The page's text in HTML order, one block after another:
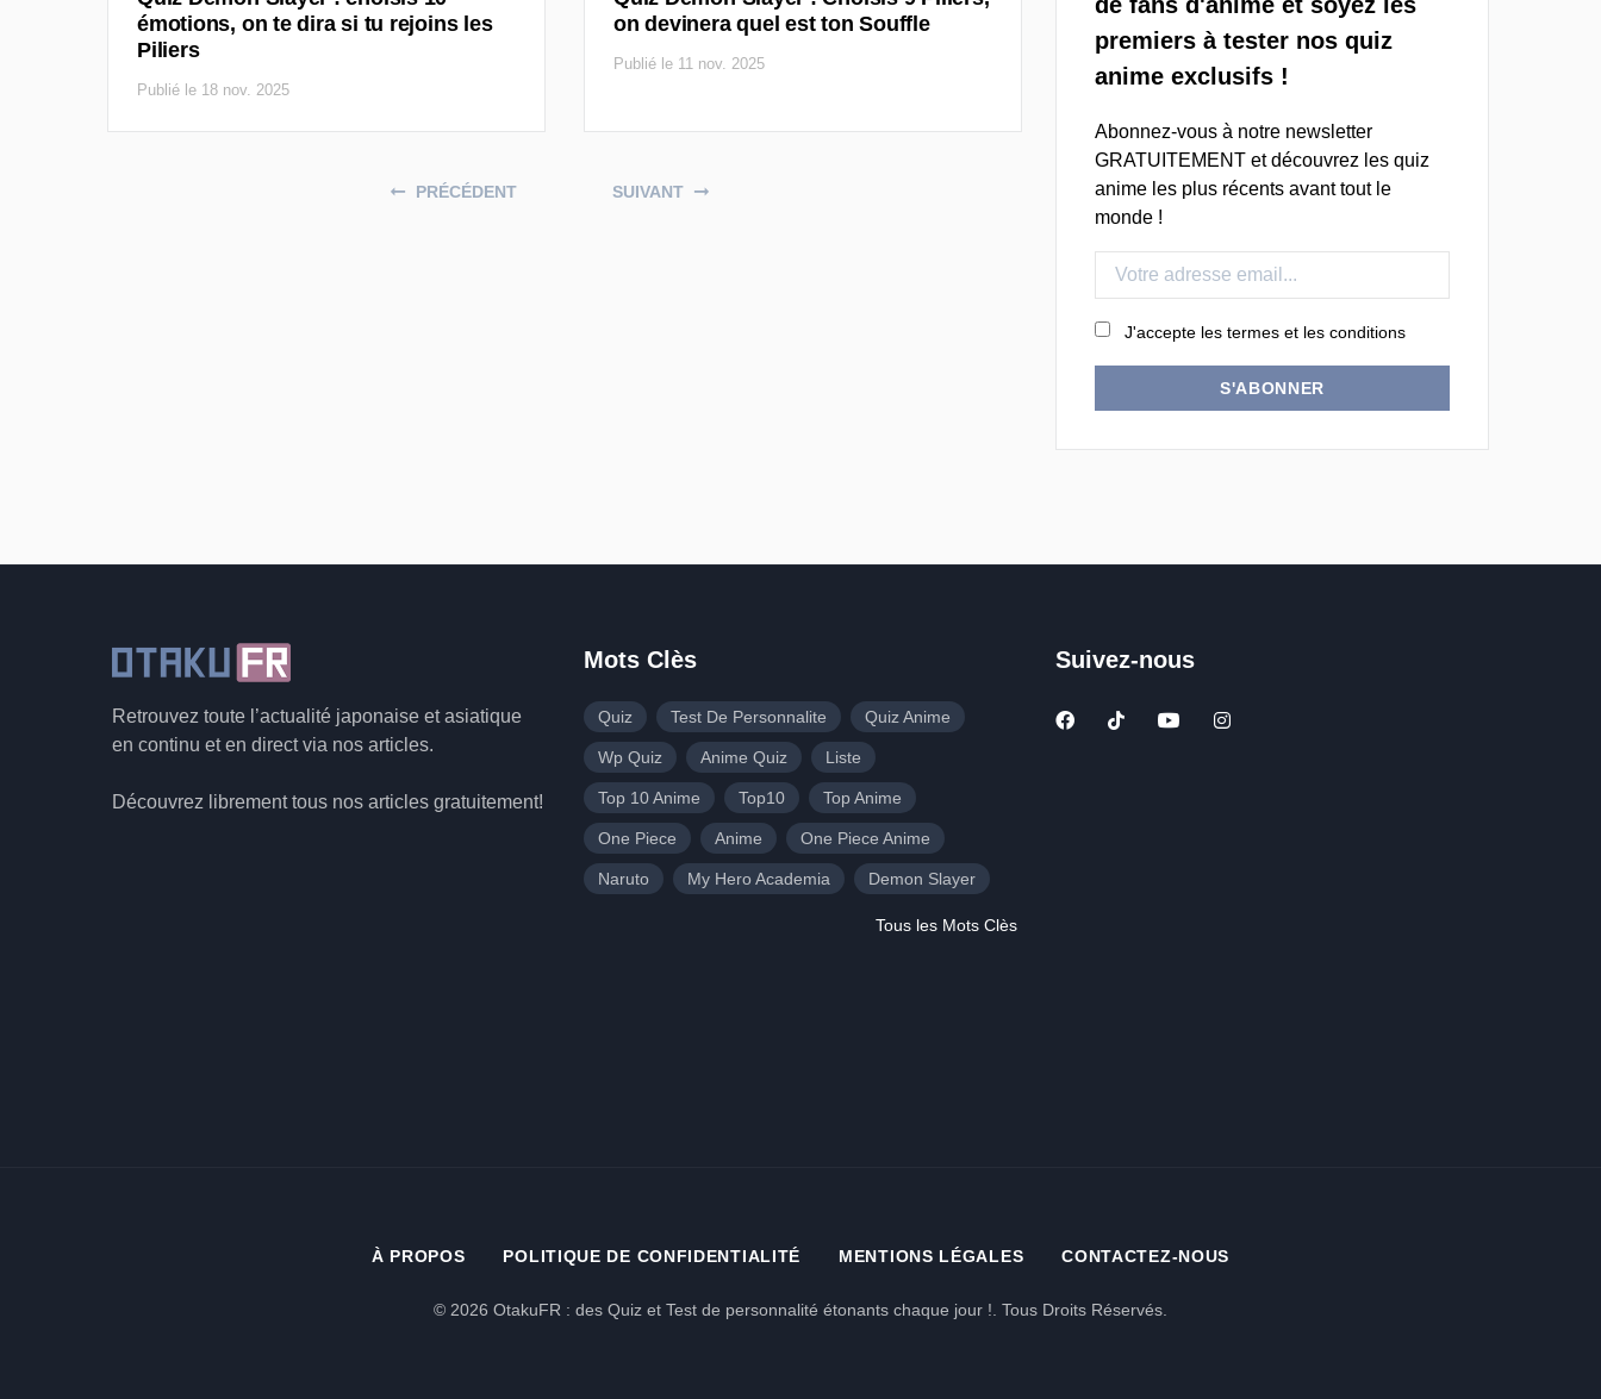
émotions, on te dira si tu rejoins les
Piliers
Publié le 18 nov. 2025
on devinera quel est ton Souffle
Publié le 11 nov. 2025
PRÉCÉDENT SUIVANT
premiers à tester nos quiz
anime exclusifs !
Abonnez-vous à notre newsletter
GRATUITEMENT et découvrez les quiz
anime les plus récents avant tout le
monde !
J'accepte les termes et les conditions
S'ABONNER
Retrouvez toute l’actualité japonaise et asiatique
en continu et en direct via nos articles.
Découvrez librement tous nos articles gratuitement!
Mots Clès
Quiz Test De Personnalite Quiz Anime
Wp Quiz Anime Quiz Liste
Top 10 Anime Top10 Top Anime
One Piece Anime One Piece Anime
Naruto My Hero Academia Demon Slayer
Tous les Mots Clès
Suivez-nous
À PROPOS POLITIQUE DE CONFIDENTIALITÉ MENTIONS LÉGALES CONTACTEZ-NOUS
© 2026 OtakuFR : des Quiz et Test de personnalité étonants chaque jour !. Tous Droits Réservés.